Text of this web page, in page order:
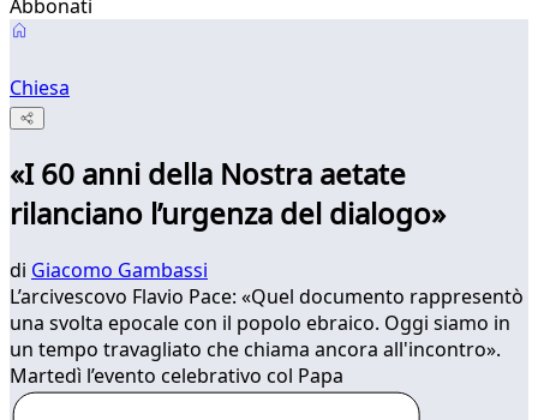
Abbonati
Chiesa
«I 60 anni della Nostra aetate
rilanciano l’urgenza del dialogo»
di Giacomo Gambassi
L’arcivescovo Flavio Pace: «Quel documento rappresentò
una svolta epocale con il popolo ebraico. Oggi siamo in
un tempo travagliato che chiama ancora all'incontro».
Martedì l’evento celebrativo col Papa